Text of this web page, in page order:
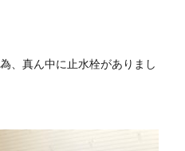
、真ん中に止水栓がありまし